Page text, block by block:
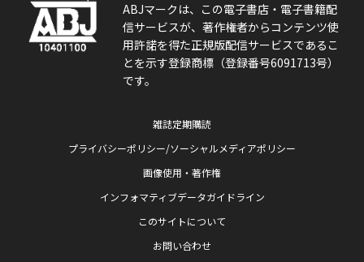
ABJマークは、この電子書店・電子書籍配
信サービスが、著作権者からコンテンツ使
用許諾を得た正規版配信サービスであるこ
とを示す登録商標（登録番号6091713号）
です。
雑誌定期購読
プライバシーポリシー/ソーシャルメディアポリシー
画像使用・著作権
インフォマティブデータガイドライン
このサイトについて
お問い合わせ